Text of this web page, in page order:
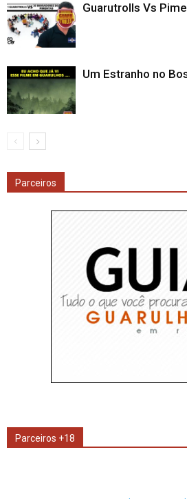
Guarutrolls Vs
Um Estranho no
Parceiros
Parceiros +18